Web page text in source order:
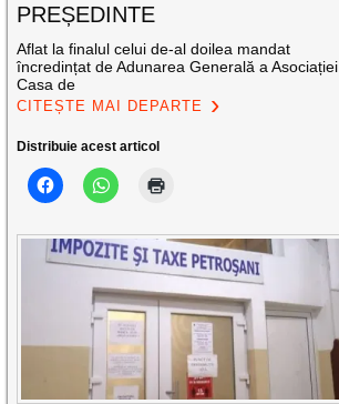
PREȘEDINTE
Aflat la finalul celui de-al doilea mandat
încredințat de Adunarea Generală a Asociației
Casa de
CITEȘTE MAI DEPARTE
Distribuie acest articol